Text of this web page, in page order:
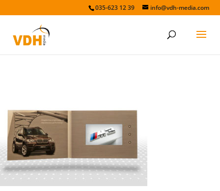
035-623 12 39 info@vdh-media.com
VDH-media_0006_Video-Pack-